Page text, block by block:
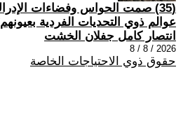
(35) صمت الحواس وفضاءات
عوالم ذوي التحديات الفردية
انتصار كامل جفلان الخشت
2026 / 8 / 8
حقوق ذوي الاحتياجات الخاصة